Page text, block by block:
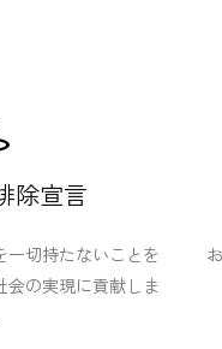
除宣言
一切持たないことを
会の実現に貢献しま